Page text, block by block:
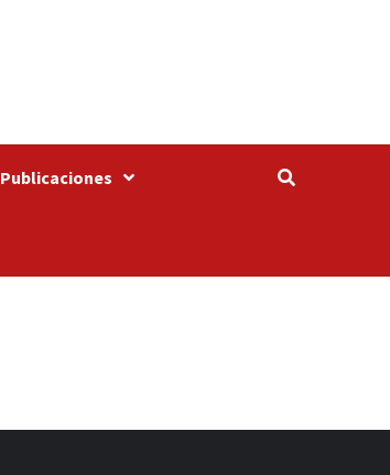
Publicaciones